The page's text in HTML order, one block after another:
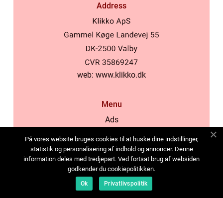
Address
web: www.klikko.dk
Menu
Ads
Cookies
Contact
Sitemap
På vores website bruges cookies til at huske dine indstillinger,
statistik og personalisering af indhold og annoncer. Denne
information deles med tredjepart. Ved fortsat brug af websiden
godkender du cookiepolitikken.
Ok Privatlivspolitik